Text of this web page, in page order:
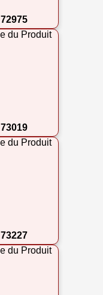
72975
73019
73227